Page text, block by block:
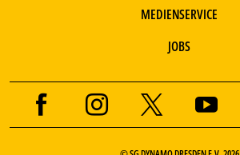
MEDIENSERVICE
JOBS